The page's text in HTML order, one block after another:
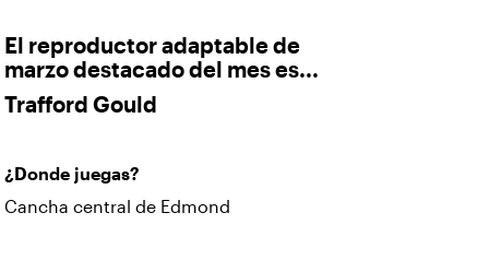
El reproductor adaptable de
marzo destacado del mes es...
Trafford Gould
¿Donde juegas?
Cancha central de Edmond